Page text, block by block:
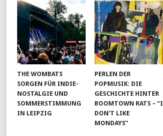
THE WOMBATS
SORGEN FÜR INDIE-
NOSTALGIE UND
SOMMERSTIMMUNG
IN LEIPZIG
PERLEN DER
POPMUSIK: DIE
GESCHICHTE HINTER
BOOMTOWN RATS – “I
DON’T LIKE
MONDAYS”